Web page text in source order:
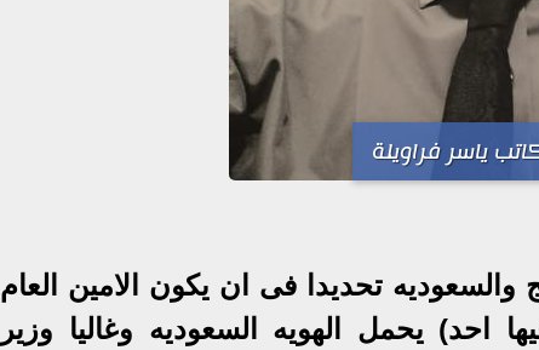
ياسر فراويلة
تحديدا فى ان يكون الامين العام
احد) يحمل الهويه السعوديه وغاليا وزير